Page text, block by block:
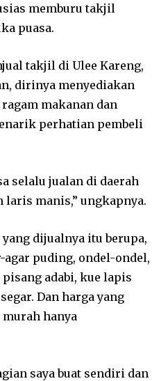
memburu takjil
puasa.
takjil di Ulee Kareng,
dirinya menyediakan
makanan dan
perhatian pembeli
selalu jualan di daerah
manis,” ungkapnya.
dijualnya itu berupa,
agar puding, ondel-ondel,
adabi, kue lapis
Dan harga yang
hanya
saya buat sendiri dan